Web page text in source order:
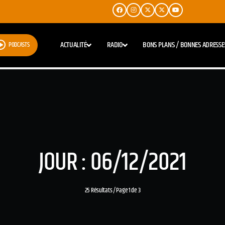
PODCASTS ACTUALITÉ RADIO BONS PLANS / BONNES
JOUR : 06/12/2021
25 Résultats / Page 1 de 3